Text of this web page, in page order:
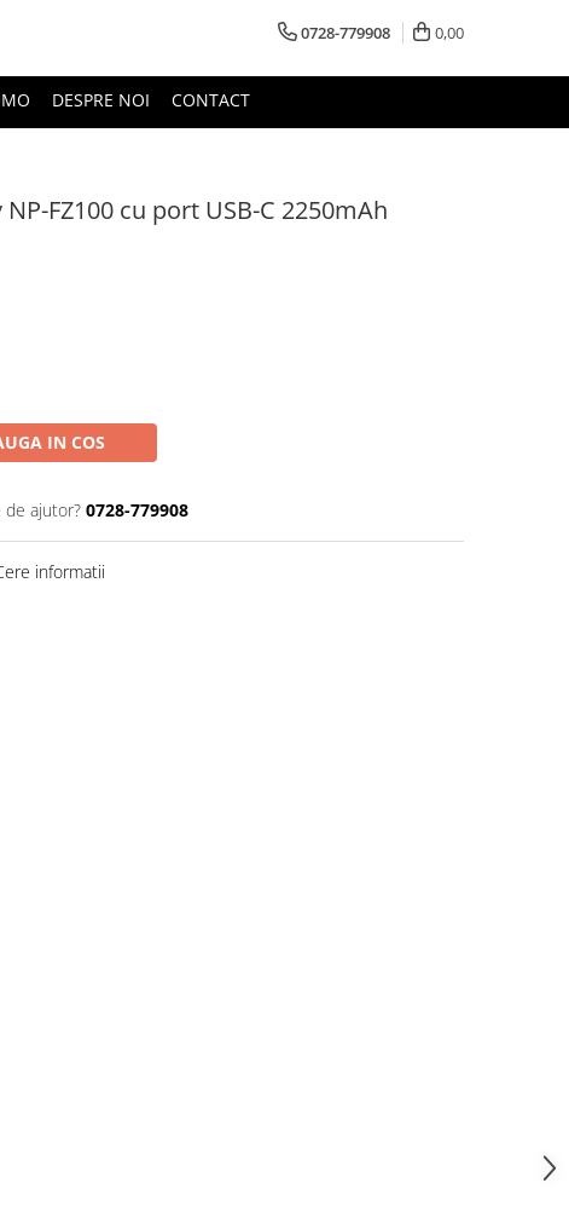
0728-779908 0,00
DESPRE NOI CONTACT
FZ100 cu port USB-C 2250mAh
IN COS
de ajutor? 0728-779908
informatii